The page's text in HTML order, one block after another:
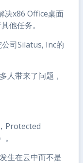
决x86 Office桌面
他任务。
司Silatus, Inc的
人带来了问题，
Protected
生在云中而不是